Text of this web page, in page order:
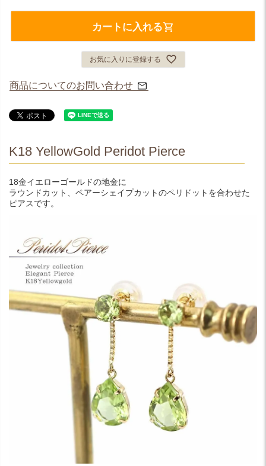
カートに入れる
お気に入りに登録する
商品についてのお問い合わせ
K18 YellowGold Peridot Pierce
18金イエローゴールドの地金に
ラウンドカット、ペアーシェイプカットのペリドットを合わせた
ピアスです。